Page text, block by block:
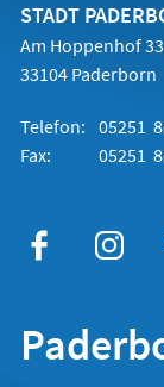
STADT
Am Hoppenhof 33
33104 Paderborn
Telefon: 05251
Fax:
05251